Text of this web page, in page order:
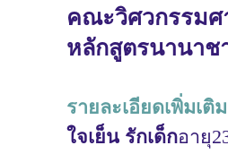
คณะวิศวกรรมศ
หลักสูตรนานาช
รายละเอียดเพิ่มเติม
ใจเย็น รักเด็กอายุ